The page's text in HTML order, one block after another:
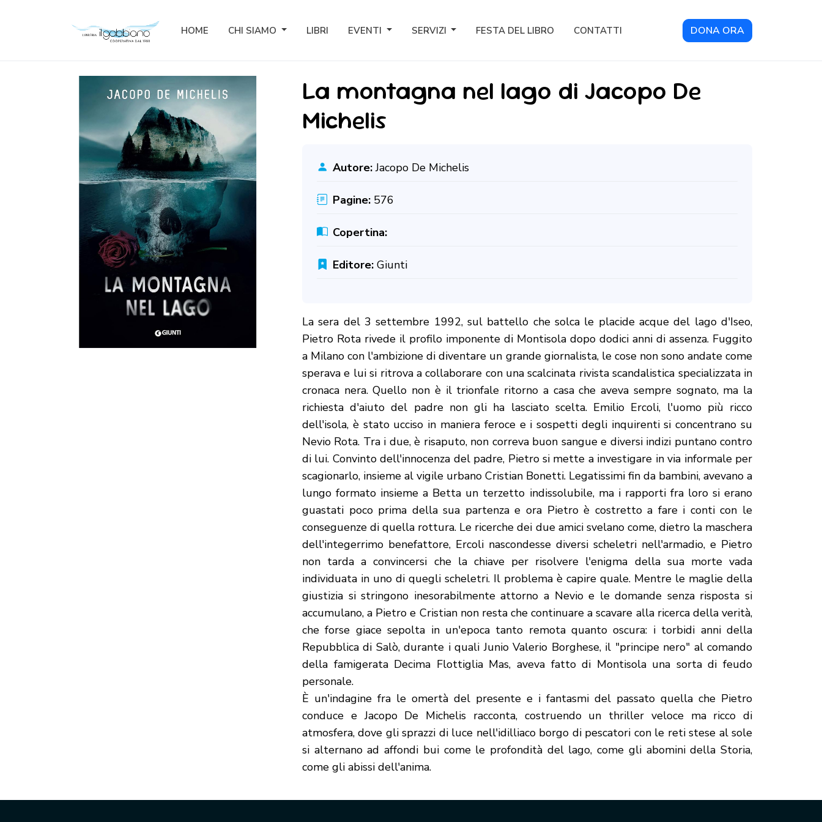
HOME CHI SIAMO LIBRI EVENTI SERVIZI FESTA DEL LIBRO CONTATTI DONA ORA
La montagna nel lago di Jacopo De
Michelis
Autore:Jacopo De Michelis
Pagine: 576
Copertina:
Editore: Giunti
La sera del 3 settembre 1992, sul battello che solca le placide acque del lago d'Iseo,
Pietro Rota rivede il profilo imponente di Montisola dopo dodici anni di assenza. Fuggito
a Milano con l'ambizione di diventare un grande giornalista, le cose non sono andate come
sperava e lui si ritrova a collaborare con una scalcinata rivista scandalistica specializzata in
cronaca nera. Quello non è il trionfale ritorno a casa che aveva sempre sognato, ma la
richiesta d'aiuto del padre non gli ha lasciato scelta. Emilio Ercoli, l'uomo più ricco
dell'isola, è stato ucciso in maniera feroce e i sospetti degli inquirenti si concentrano su
Nevio Rota. Tra i due, è risaputo, non correva buon sangue e diversi indizi puntano contro
di lui. Convinto dell'innocenza del padre, Pietro si mette a investigare in via informale per
scagionarlo, insieme al vigile urbano Cristian Bonetti. Legatissimi fin da bambini, avevano a
lungo formato insieme a Betta un terzetto indissolubile, ma i rapporti fra loro si erano
guastati poco prima della sua partenza e ora Pietro è costretto a fare i conti con le
conseguenze di quella rottura. Le ricerche dei due amici svelano come, dietro la maschera
dell'integerrimo benefattore, Ercoli nascondesse diversi scheletri nell'armadio, e Pietro
non tarda a convincersi che la chiave per risolvere l'enigma della sua morte vada
individuata in uno di quegli scheletri. Il problema è capire quale. Mentre le maglie della
giustizia si stringono inesorabilmente attorno a Nevio e le domande senza risposta si
accumulano, a Pietro e Cristian non resta che continuare a scavare alla ricerca della verità,
che forse giace sepolta in un'epoca tanto remota quanto oscura: i torbidi anni della
Repubblica di Salò, durante i quali Junio Valerio Borghese, il "principe nero" al comando
della famigerata Decima Flottiglia Mas, aveva fatto di Montisola una sorta di feudo
personale.
È un'indagine fra le omertà del presente e i fantasmi del passato quella che Pietro
conduce e Jacopo De Michelis racconta, costruendo un thriller veloce ma ricco di
atmosfera, dove gli sprazzi di luce nell'idilliaco borgo di pescatori con le reti stese al sole
si alternano ad affondi bui come le profondità del lago, come gli abomini della Storia,
come gli abissi dell'anima.